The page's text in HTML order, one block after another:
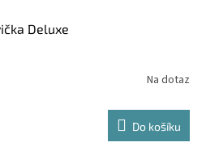
Deluxe
Na dotaz
Do košíku